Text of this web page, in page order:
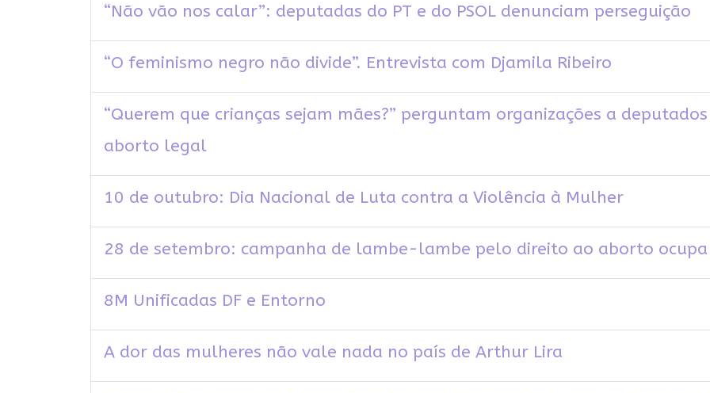
“Não vão nos calar”: deputadas do PT e do PSOL denunciam perseguição
“O feminismo negro não divide”. Entrevista com Djamila Ribeiro
“Querem que crianças sejam mães?” perguntam organizações a
aborto legal
10 de outubro: Dia Nacional de Luta contra a Violência à Mulher
28 de setembro: campanha de lambe-lambe pelo direito ao aborto
8M Unificadas DF e Entorno
A dor das mulheres não vale nada no país de Arthur Lira